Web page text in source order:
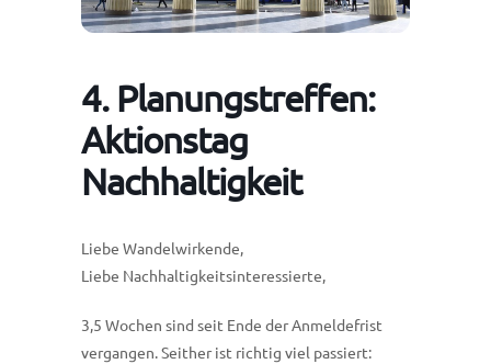
4. Planungstreffen:
Aktionstag
Nachhaltigkeit
Liebe Wandelwirkende,
Liebe Nachhaltigkeitsinteressierte,
3,5 Wochen sind seit Ende der Anmeldefrist
vergangen. Seither ist richtig viel passiert: